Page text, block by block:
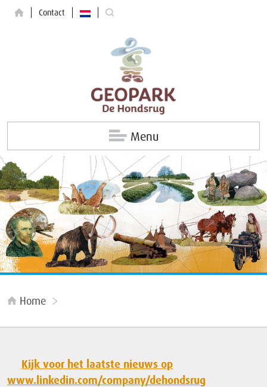
Contact
Menu
Home
Kijk voor het laatste nieuws op
www.linkedin.com/company/dehondsrug